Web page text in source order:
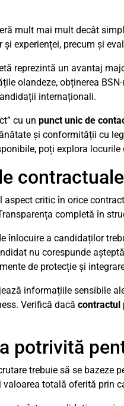
mult mai mult decât
experienței, precum și
reprezintă un avantaj
olandeze, obținerea
internaționali.
cu un punct unic de
și conformității cu
poți explora locurile
critic în orice
completă în
înlocuire a candidaților
nu corespunde
de protecție și
informațiile sensibile
Verifică dacă contractul
potrivită
trebuie să se bazeze
totală oferită prin